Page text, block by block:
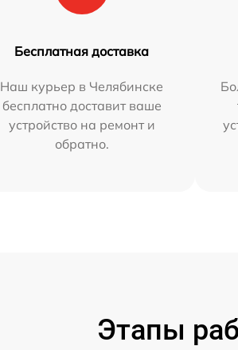
Бесплатная доставка
Наш курьер в Челябинске
бесплатно доставит ваше
устройство на ремонт и
обратно.
Этапы